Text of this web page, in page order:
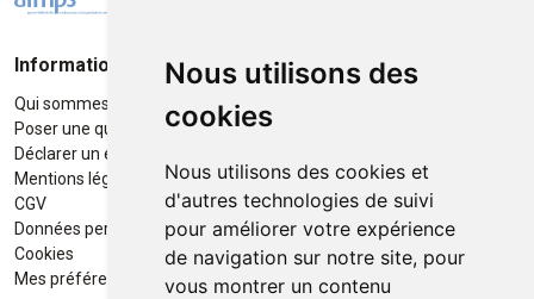
Nous utilisons des
cookies
Nous utilisons des cookies et
d'autres technologies de suivi
pour améliorer votre expérience
de navigation sur notre site, pour
vous montrer un contenu
Informations
Qui sommes-nous ?
Poser une question
Déclarer un effet indésirable
Mentions légales
CGV
Données personnelles
Cookies
Mes préférences Cookies
Moyens de paiement
Retrait / Livraison
Retrait à la pharmacie en Click